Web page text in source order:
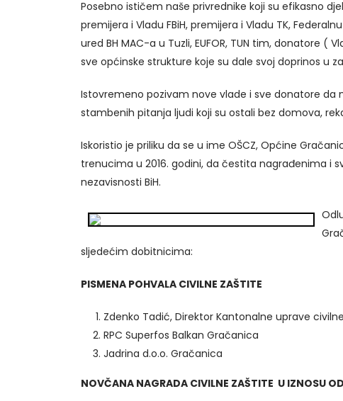
Posebno ističem naše privrednike koji su efikasno
premijera i Vladu FBiH, premijera i Vladu TK,
ured BH MAC-a u Tuzli, EUFOR, TUN tim, donatore (
sve općinske strukture koje su dale svoj doprinos
Istovremeno pozivam nove vlade i sve donatore
stambenih pitanja ljudi koji su ostali bez domova,
Iskoristio je priliku da se u ime OŠCZ, Općine
trenucima u 2016. godini, da čestita nagrađenima i
nezavisnosti BiH.
sljedećim dobitnicima:
PISMENA POHVALA CIVILNE ZAŠTITE
Zdenko Tadić, Direktor Kantonalne uprave
RPC Superfos Balkan Gračanica
Jadrina d.o.o. Gračanica
NOVČANA NAGRADA CIVILNE ZAŠTITE U IZNOSU